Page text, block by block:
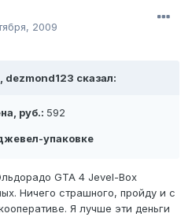
2009
сказал:
руб.: 592
упаковке
GTA 4 Jevel-Box
Ничего страшного, пройду и с
Я лучше эти деньги